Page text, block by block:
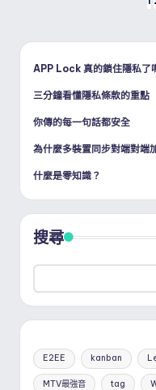
章
分
頁
APP Lock 真的鎖住隱私了
三分鐘看懂隱私條款的重點
你傳的每一句話都安全
為什麼多裝置同步對端對端
什麼是零知識？
搜尋
E2EE kanban
MTV最強音 tag